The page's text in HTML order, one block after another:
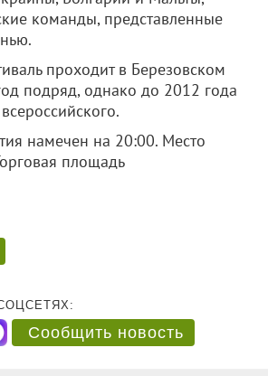
команды, представленные
проходит в Березовском
подряд, однако до 2012 года
намечен на 20:00. Место
площадь
Сообщить новость